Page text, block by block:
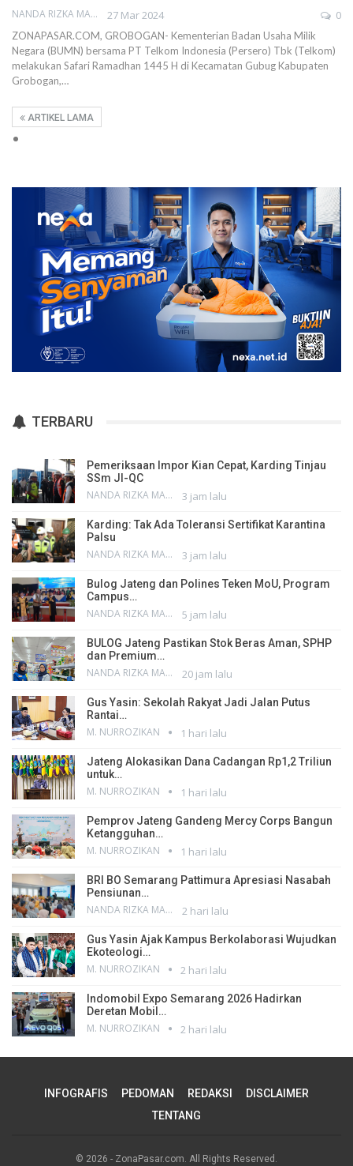
NANDA RIZKA MAHENDRA 27 Mar 2024 0
ZONAPASAR.COM, GROBOGAN- Kementerian Badan Usaha Milik
Negara (BUMN) bersama PT Telkom Indonesia (Persero) Tbk (Telkom)
melakukan Safari Ramadhan 1445 H di Kecamatan Gubug Kabupaten
Grobogan,…
ARTIKEL LAMA
TERBARU
Pemeriksaan Impor Kian Cepat, Karding Tinjau
SSm JI-QC
NANDA RIZKA MAHENDRA 3 jam lalu
Karding: Tak Ada Toleransi Sertifikat Karantina
Palsu
NANDA RIZKA MAHENDRA 3 jam lalu
Bulog Jateng dan Polines Teken MoU, Program
Campus…
NANDA RIZKA MAHENDRA 5 jam lalu
BULOG Jateng Pastikan Stok Beras Aman, SPHP
dan Premium…
NANDA RIZKA MAHENDRA 20 jam lalu
Gus Yasin: Sekolah Rakyat Jadi Jalan Putus
Rantai…
M. NURROZIKAN 1 hari lalu
Jateng Alokasikan Dana Cadangan Rp1,2 Triliun
untuk…
M. NURROZIKAN 1 hari lalu
Pemprov Jateng Gandeng Mercy Corps Bangun
Ketangguhan…
M. NURROZIKAN 1 hari lalu
BRI BO Semarang Pattimura Apresiasi Nasabah
Pensiunan…
NANDA RIZKA MAHENDRA 2 hari lalu
Gus Yasin Ajak Kampus Berkolaborasi Wujudkan
Ekoteologi…
M. NURROZIKAN 2 hari lalu
Indomobil Expo Semarang 2026 Hadirkan
Deretan Mobil…
M. NURROZIKAN 2 hari lalu
INFOGRAFIS PEDOMAN REDAKSI
DISCLAIMER
TENTANG
© 2026 - ZonaPasar.com. All Rights Reserved.